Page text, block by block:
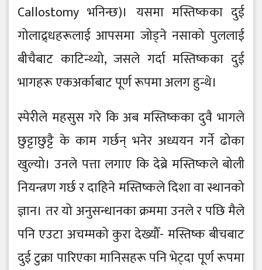
Callostomy भनिन्छ)। यसमा मस्तिष्कका दुई
गोलाद्र्धहरूलाई आपसमा जोड्ने नसाको पुललाई
बीचैबाट काटिन्थ्यो, जसले गर्दा मस्तिष्कका दुई
भागहरू एकअर्काबाट पूर्ण रूपमा अलग हुन्थे।
स्पेरीले महसुस गरे कि अब मस्तिष्कका दुवै भागले
छुट्टाछुट्टै के काम गर्छन् भनेर अध्ययन गर्ने ढोका
खुल्यो। उनले पत्ता लगाए कि देब्रे मस्तिष्कले बोली
नियन्त्रण गर्छ र दाहिने मस्तिष्कले दिशा वा स्थानको
ज्ञान। तर यो अनुसन्धानका क्रममा उनले र पछि मैले
पनि एउटा अचम्मको कुरा देख्यौँ- मस्तिष्क बीचबाट
दुई टुक्रा पारिएका मानिसहरू पनि भेट्दा पूर्ण रूपमा